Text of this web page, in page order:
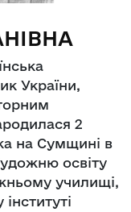
України,
2
на Сумщині в
освіту
училищі,